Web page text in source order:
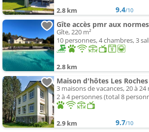
2.8 km 9.4/10
Gîte accès pmr aux
Gîte, 220 m²
10 personnes, 4 chambres, 3
2.8 km
Maison d'hôtes Les
3 maisons de vacances, 20 à 24
2 à 4 personnes (total 8
2.9 km 9.7/10